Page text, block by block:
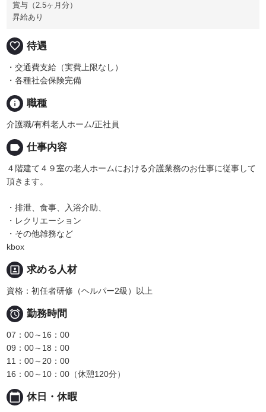
賞与（2.5ヶ月分）
昇給あり
favorite_border 待遇
・交通費支給（実費上限なし）
・各種社会保険完備
info 職種
介護職/有料老人ホーム/正社員
label 仕事内容
４階建て４９室の老人ホームにおける介護業務のお仕事に従事して
頂きます。
・排泄、食事、入浴介助、
・レクリエーション
・その他雑務など
kbox
portrait 求める人材
資格：初任者研修（ヘルパー2級）以上
 勤務時間
07：00～16：00
09：00～18：00
11：00～20：00
16：00～10：00（休憩120分）
calendar_today 休日・休暇